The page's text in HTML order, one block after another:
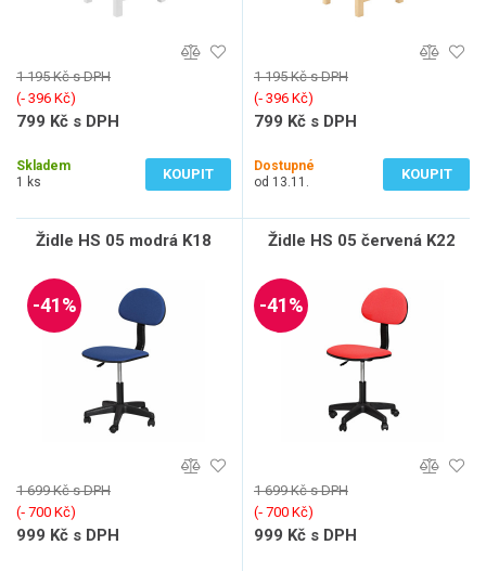
1 195 Kč s DPH
(‐ 396 Kč)
799 Kč s DPH
Skladem
1 ks
KOUPIT
1 195 Kč s DPH
(‐ 396 Kč)
799 Kč s DPH
Dostupné
od 13.11.
KOUPIT
Židle HS 05 modrá K18
-41%
1 699 Kč s DPH
(‐ 700 Kč)
999 Kč s DPH
Židle HS 05 červená K22
-41%
1 699 Kč s DPH
(‐ 700 Kč)
999 Kč s DPH